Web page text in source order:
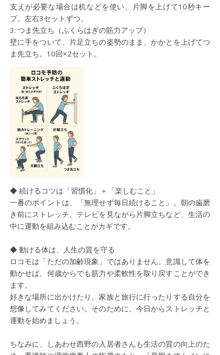
支えが必要な場合は机などを使い、片脚を上げて10秒キー
プ。左右3セットずつ。
3: つま先立ち（ふくらはぎの筋力アップ）
壁に手をついて、片足立ちの姿勢のまま、かかとを上げてつ
ま先立ち。10回×2セット。
◆ 続けるコツは「習慣化」＋「楽しむこと」
一番のポイントは、「無理せず毎日続けること」。朝の歯磨
き前にストレッチ、テレビを見ながら片脚立ちなど、生活の
中に運動を組み込むことがカギです。
◆ 動ける体は、人生の質を守る
ロコモは「ただの加齢現象」ではありません。意識して体を
動かせば、何歳からでも筋力や柔軟性を取り戻すことができ
ます。
好きな場所に出かけたり、家族と旅行に行ったりする自分を
想像してみてください。そのために、今日からストレッチと
運動を始めましょう。
ちなみに、しあわせ西野の入居者さんも生活の質の向上のた